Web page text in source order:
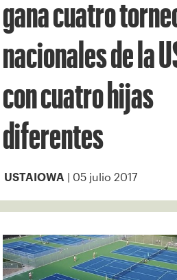
gana cuatro
nacionales de la
con cuatro hijas
diferentes
USTAIOWA | 05 julio 2017